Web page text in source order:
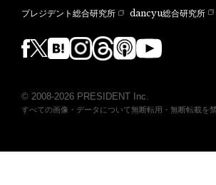
プレジデント総合研究所 dancyu総合研究所
© 2008-2026 PRESIDENT Inc.
すべての画像・データについて無断転用・無断転載を禁